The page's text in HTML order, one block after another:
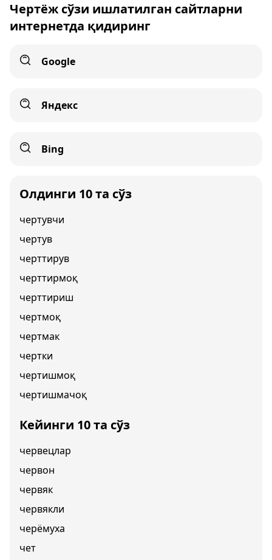
Чертёж сўзи ишлатилган сайтларни
интернетда қидиринг
Google
Яндекс
Bing
Олдинги 10 та сўз
чертувчи
чертув
черттирув
черттирмоқ
черттириш
чертмоқ
чертмак
чертки
чертишмоқ
чертишмачоқ
Кейинги 10 та сўз
червецлар
червон
червяк
червякли
черёмуха
чет